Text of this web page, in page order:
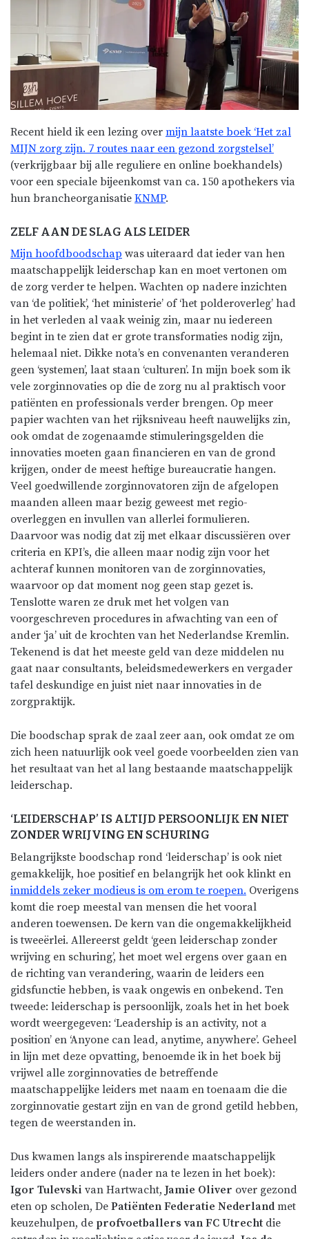
Recent hield ik een lezing over mijn laatste boek ‘Het zal
MIJN zorg zijn. 7 routes naar een gezond zorgstelsel’
(verkrijgbaar bij alle reguliere en online boekhandels)
voor een speciale bijeenkomst van ca. 150 apothekers via
hun brancheorganisatie KNMP.
ZELF AAN DE SLAG ALS LEIDER
Mijn hoofdboodschap was uiteraard dat ieder van hen
maatschappelijk leiderschap kan en moet vertonen om
de zorg verder te helpen. Wachten op nadere inzichten
van ‘de politiek’, ‘het ministerie’ of ‘het polderoverleg’ had
in het verleden al vaak weinig zin, maar nu iedereen
begint in te zien dat er grote transformaties nodig zijn,
helemaal niet. Dikke nota’s en convenanten veranderen
geen ‘systemen’, laat staan ‘culturen’. In mijn boek som ik
vele zorginnovaties op die de zorg nu al praktisch voor
patiënten en professionals verder brengen. Op meer
papier wachten van het rijksniveau heeft nauwelijks zin,
ook omdat de zogenaamde stimuleringsgelden die
innovaties moeten gaan financieren en van de grond
krijgen, onder de meest heftige bureaucratie hangen.
Veel goedwillende zorginnovatoren zijn de afgelopen
maanden alleen maar bezig geweest met regio-
overleggen en invullen van allerlei formulieren.
Daarvoor was nodig dat zij met elkaar discussiëren over
criteria en KPI’s, die alleen maar nodig zijn voor het
achteraf kunnen monitoren van de zorginnovaties,
waarvoor op dat moment nog geen stap gezet is.
Tenslotte waren ze druk met het volgen van
voorgeschreven procedures in afwachting van een of
ander ‘ja’ uit de krochten van het Nederlandse Kremlin.
Tekenend is dat het meeste geld van deze middelen nu
gaat naar consultants, beleidsmedewerkers en vergader
tafel deskundige en juist niet naar innovaties in de
zorgpraktijk.
Die boodschap sprak de zaal zeer aan, ook omdat ze om
zich heen natuurlijk ook veel goede voorbeelden zien van
het resultaat van het al lang bestaande maatschappelijk
leiderschap.
‘LEIDERSCHAP’ IS ALTIJD PERSOONLIJK EN NIET
ZONDER WRIJVING EN SCHURING
Belangrijkste boodschap rond ‘leiderschap’ is ook niet
gemakkelijk, hoe positief en belangrijk het ook klinkt en
inmiddels zeker modieus is om erom te roepen. Overigens
komt die roep meestal van mensen die het vooral
anderen toewensen. De kern van die ongemakkelijkheid
is tweeërlei. Allereerst geldt ‘geen leiderschap zonder
wrijving en schuring’, het moet wel ergens over gaan en
de richting van verandering, waarin de leiders een
gidsfunctie hebben, is vaak ongewis en onbekend. Ten
tweede: leiderschap is persoonlijk, zoals het in het boek
wordt weergegeven: ‘Leadership is an activity, not a
position’ en ‘Anyone can lead, anytime, anywhere’. Geheel
in lijn met deze opvatting, benoemde ik in het boek bij
vrijwel alle zorginnovaties de betreffende
maatschappelijke leiders met naam en toenaam die die
zorginnovatie gestart zijn en van de grond getild hebben,
tegen de weerstanden in.
Dus kwamen langs als inspirerende maatschappelijk
leiders onder andere (nader na te lezen in het boek):
Igor Tulevski van Hartwacht, Jamie Oliver over gezond
eten op scholen, De Patiënten Federatie Nederland met
keuzehulpen, de profvoetballers van FC Utrecht die